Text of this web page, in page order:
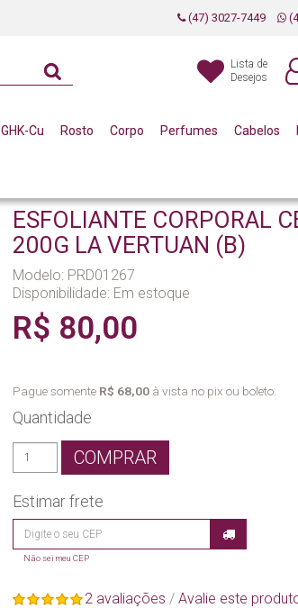
(47) 3027-7449
Lista de
Desejos
GHK-Cu Rosto Corpo Perfumes Cabelos
ESFOLIANTE CORPORAL
200G LA VERTUAN (B)
Modelo: PRD01267
Disponibilidade: Em estoque
R$ 80,00
Pague somente R$ 68,00 à vista no pix ou boleto.
Quantidade
COMPRAR
Estimar frete
Não sei meu CEP
2 avaliações / Avalie este